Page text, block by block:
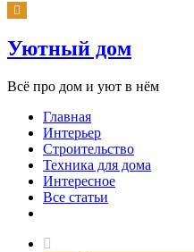
Уютный дом
Всё про дом и уют в нём
Главная
Интерьер
Строительство
Техника для дома
Интересное
Все статьи